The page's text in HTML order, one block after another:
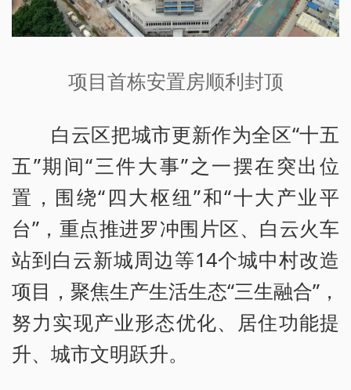
项目首栋安置房顺利封顶
白云区把城市更新作为全区“十五
五”期间“三件大事”之一摆在突出位
置，围绕“四大枢纽”和“十大产业平
台”，重点推进罗冲围片区、白云火车
站到白云新城周边等14个城中村改造
项目，聚焦生产生活生态“三生融合”，
努力实现产业形态优化、居住功能提
升、城市文明跃升。